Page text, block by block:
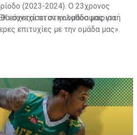
(2023-2024). Ο 23χρονος
συνεχίσει στην ομάδα μας για
εύχεται στον καλαθοσφαιριστή
επιτυχίες με την ομάδα μας».